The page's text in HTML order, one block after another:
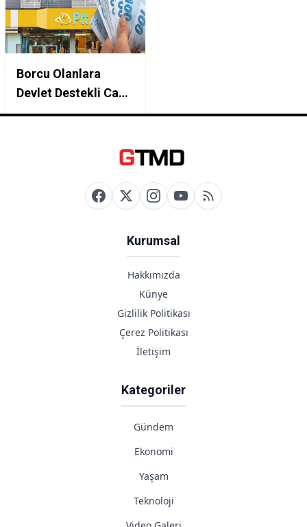
Borcu Olanlara
Devlet Destekli Can
Simidi Geldi: Ziraat
Birliğiyle 100 Bin TL
Kredisi Başvurusu
Kurumsal
Hakkımızda
Künye
Gizlilik Politikası
Çerez Politikası
İletişim
Kategoriler
Gündem
Ekonomi
Yaşam
Teknoloji